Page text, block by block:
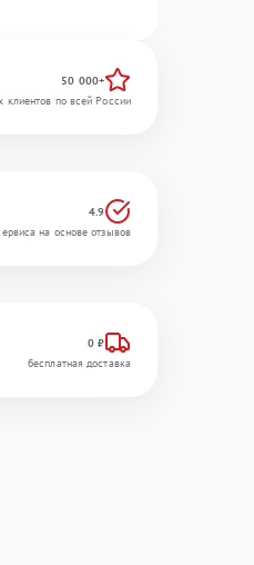
50 000+
клиентов по всей России
4.9
на основе отзывов
0 ₽
бесплатная доставка